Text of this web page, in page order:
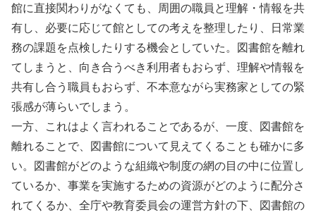
館に直接関わりがなくても、周囲の職員と理解・情報を共
有し、必要に応じて館としての考えを整理したり、日常業
務の課題を点検したりする機会としていた。図書館を離れ
てしまうと、向き合うべき利用者もおらず、理解や情報を
共有し合う職員もおらず、不本意ながら実務家としての緊
張感が薄らいでしまう。
一方、これはよく言われることであるが、一度、図書館を
離れることで、図書館について見えてくることも確かに多
い。図書館がどのような組織や制度の網の目の中に位置し
ているか、事業を実施するための資源がどのように配分さ
れてくるか、全庁や教育委員会の運営方針の下、図書館の